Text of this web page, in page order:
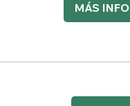
MÁS INFO